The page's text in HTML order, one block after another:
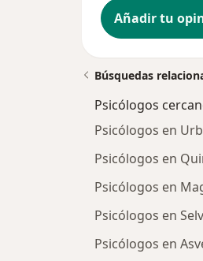
Añadir tu
Búsquedas
Psicólogos
Psicólogos en
Psicólogos en
Psicólogos en
Psicólogos en
Psicólogos en